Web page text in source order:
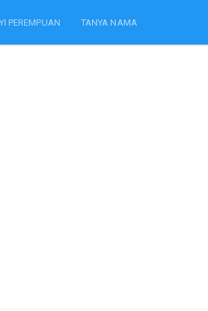
PEREMPUAN TANYA NAMA